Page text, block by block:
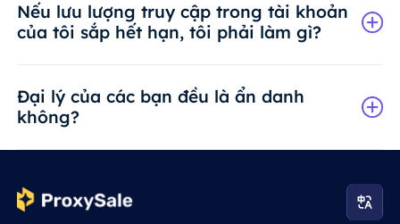
Nếu lưu lượng truy cập trong tài khoản
của tôi sắp hết hạn, tôi phải làm gì?
Đại lý của các bạn đều là ẩn danh
không?